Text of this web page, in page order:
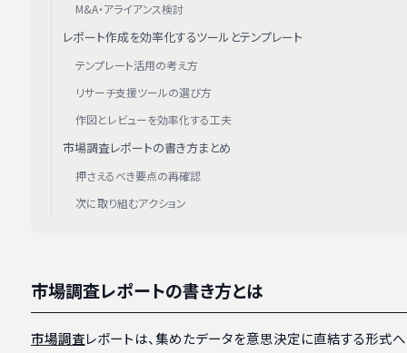
市場調査レポートの書き方とは
市場調査レポートは、集めたデータを意思決定に直結する形式
M&A・アライアンス検討
レポート作成を効率化するツールとテンプレート
テンプレート活用の考え方
リサーチ支援ツールの選び方
作図とレビューを効率化する工夫
市場調査レポートの書き方まとめ
押さえるべき要点の再確認
次に取り組むアクション